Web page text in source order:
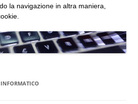
INFORMATICO
la navigazione in altra maniera,